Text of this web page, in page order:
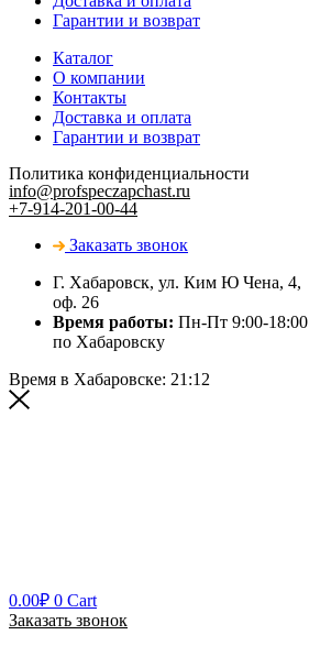
Гарантии и возврат
Каталог
О компании
Контакты
Доставка и оплата
Гарантии и возврат
Политика конфиденциальности
info@profspeczapchast.ru
+7-914-201-00-44
Заказать звонок
Г. Хабаровск, ул. Ким Ю Чена, 4,
оф. 26
Время работы: Пн-Пт 9:00-18:00
по Хабаровску
Время в Хабаровске: 21:12
0.00₽ 0 Cart
Заказать звонок